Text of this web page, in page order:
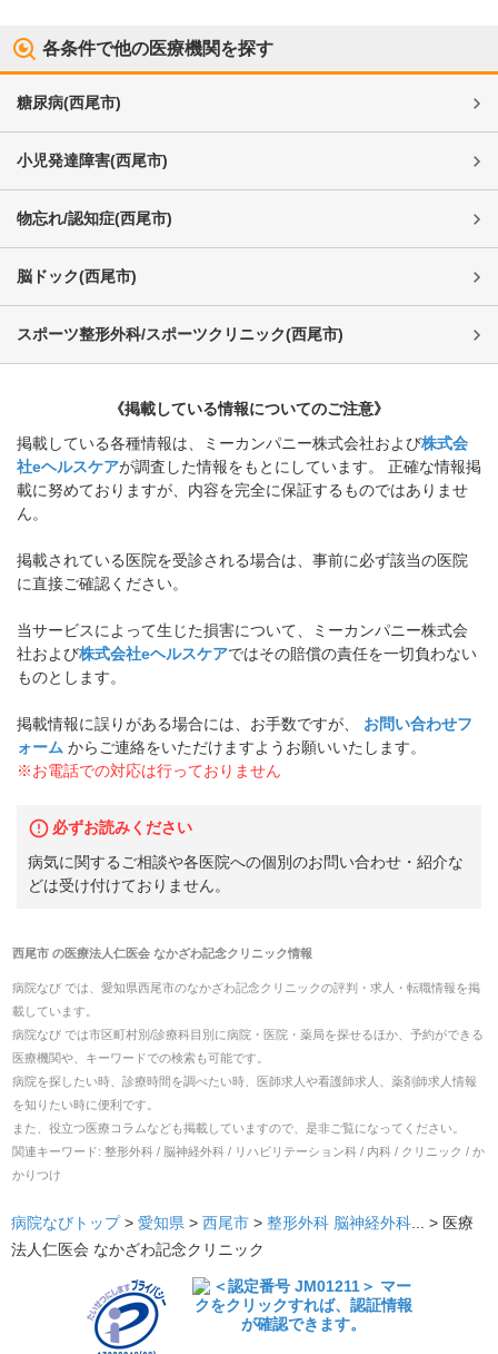
各条件で他の医療機関を探す
糖尿病(西尾市)
小児発達障害(西尾市)
物忘れ/認知症(西尾市)
脳ドック(西尾市)
スポーツ整形外科/スポーツクリニック(西尾市)
《掲載している情報についてのご注意》
掲載している各種情報は、ミーカンパニー株式会社および株式会
社eヘルスケアが調査した情報をもとにしています。 正確な情報掲
載に努めておりますが、内容を完全に保証するものではありませ
ん。
掲載されている医院を受診される場合は、事前に必ず該当の医院
に直接ご確認ください。
当サービスによって生じた損害について、ミーカンパニー株式会
社および株式会社eヘルスケアではその賠償の責任を一切負わない
ものとします。
掲載情報に誤りがある場合には、お手数ですが、
お問い合わせフ
ォーム からご連絡をいただけますようお願いいたします。
※お電話での対応は行っておりません
必ずお読みください
病気に関するご相談や各医院への個別のお問い合わせ・紹介な
どは受け付けておりません。
西尾市の医療法人仁医会 なかざわ記念クリニック情報
病院なび では、 愛知県西尾市のなかざわ記念クリニックの評判・求人・転職情報を掲
載しています。
病院なび では市区町村別/診療科目別に病院・医院・薬局を探せるほか、予約ができる
医療機関や、キーワードでの検索も可能です。
病院を探したい時、診療時間を調べたい時、医師求人や看護師求人、薬剤師求人情報
を知りたい時に便利です。
また、役立つ医療コラムなども掲載していますので、是非ご覧になってください。
関連キーワード: 整形外科 / 脳神経外科 / リハビリテーション科 / 内科 / クリニック / か
かりつけ
病院なびトップ > 愛知県 > 西尾市 > 整形外科 脳神経外科... > 医療
法人仁医会 なかざわ記念クリニック